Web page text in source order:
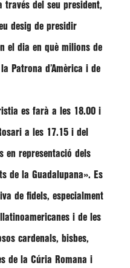
del seu president,
desig de presidir
el dia en què milions de
Patrona d’Amèrica i de
es farà a les 18.00 i
a les 17.15 i del
en representació dels
de la Guadalupana». Es
de fidels, especialment
i de les
cardenals, bisbes,
de la Cúria Romana i